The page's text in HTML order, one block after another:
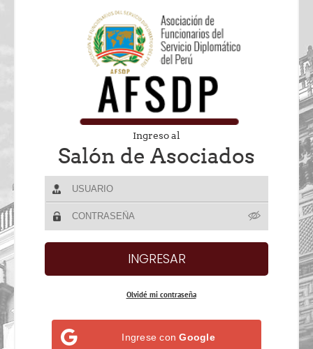
Ingreso al
Salón de Asociados
Olvidé mi contraseña
Ingrese conGoogle